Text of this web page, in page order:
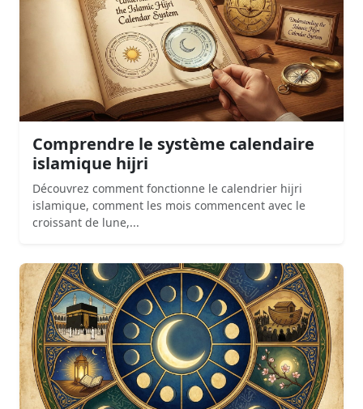
Comprendre le système calendaire
islamique hijri
Découvrez comment fonctionne le calendrier hijri
islamique, comment les mois commencent avec le
croissant de lune,...